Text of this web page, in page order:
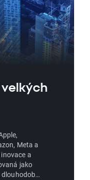
Meta a
a
jako
dlouhodobě